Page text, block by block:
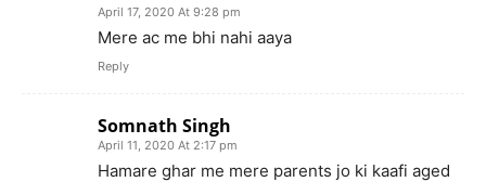
April 17, 2020 At 9:28 pm
Mere ac me bhi nahi aaya
Reply
Somnath Singh
April 11, 2020 At 2:17 pm
Hamare ghar me mere parents jo ki kaafi aged